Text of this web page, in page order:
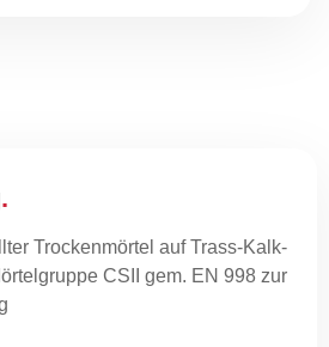
Trockenmörtel auf Trass-Kalk-
CSII gem. EN 998 zur